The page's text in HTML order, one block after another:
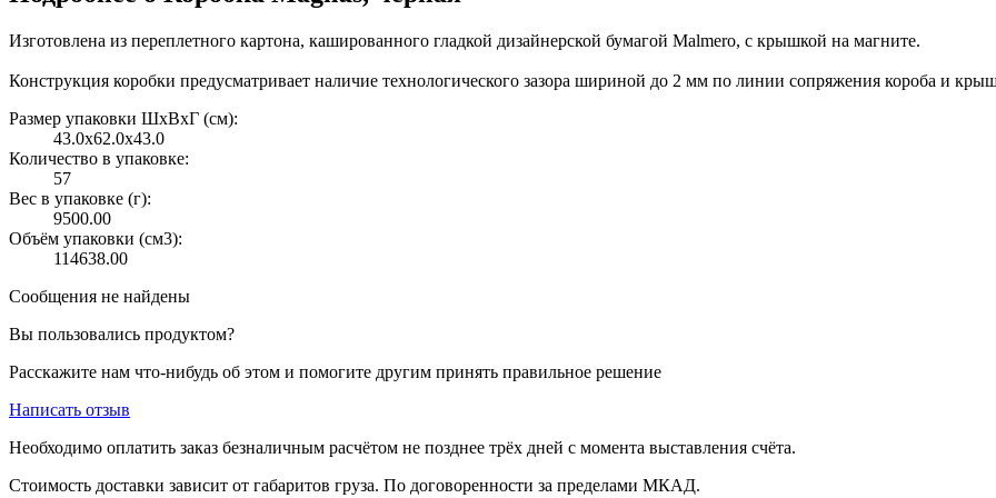
Изготовлена из переплетного картона, кашированного гладкой дизайнерской бумагой Malmero, с крышкой на магните.
Конструкция коробки предусматривает наличие технологического зазора шириной до 2 мм по линии сопряжения короба и
Размер упаковки ШxВxГ (см):
43.0x62.0x43.0
Количество в упаковке:
57
Вес в упаковке (г):
9500.00
Объём упаковки (см3):
114638.00
Сообщения не найдены
Вы пользовались продуктом?
Расскажите нам что-нибудь об этом и помогите другим принять правильное решение
Написать отзыв
Необходимо оплатить заказ безналичным расчётом не позднее трёх дней с момента выставления счёта.
Стоимость доставки зависит от габаритов груза. По договоренности за пределами МКАД.